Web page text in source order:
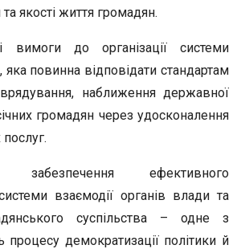
якості життя громадян.
до організації системи
повинна відповідати стандартам
наближення державної
громадян через удосконалення
ефективного
взаємодії органів влади та
суспільства – одне з
процесу демократизації політики й